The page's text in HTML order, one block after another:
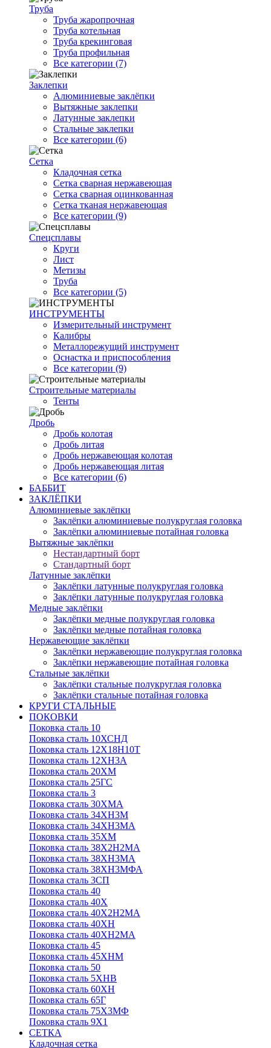
Труба
Труба жаропрочная
Труба котельная
Труба крекинговая
Труба профильная
Все категории (7)
Заклепки
Алюминиевые заклёпки
Вытяжные заклепки
Латунные заклепки
Стальные заклепки
Все категории (6)
Сетка
Кладочная сетка
Сетка сварная нержавеющая
Сетка сварная оцинкованная
Сетка тканая нержавеющая
Все категории (9)
Спецсплавы
Круги
Лист
Метизы
Труба
Все категории (5)
ИНСТРУМЕНТЫ
Измерительный инструмент
Калибры
Металлорежущий инструмент
Оснастка и приспособления
Все категории (9)
Строительные материалы
Тенты
Дробь
Дробь колотая
Дробь литая
Дробь нержавеющая колотая
Дробь нержавеющая литая
Все категории (6)
БАББИТ
ЗАКЛЁПКИ
Алюминиевые заклёпки
Заклёпки алюминиевые полукруглая головка
Заклёпки алюминиевые потайная головка
Вытяжные заклёпки
Нестандартный борт
Стандартный борт
Латунные заклёпки
Заклёпки латунные полукруглая головка
Заклёпки латунные полукруглая головка
Медные заклёпки
Заклёпки медные полукруглая головка
Заклёпки медные потайная головка
Нержавеющие заклёпки
Заклёпки нержавеющие полукруглая головка
Заклёпки нержавеющие потайная головка
Стальные заклёпки
Заклёпки стальные полукруглая головка
Заклёпки стальные потайная головка
КРУГИ СТАЛЬНЫЕ
ПОКОВКИ
Поковка сталь 10
Поковка сталь 10ХСНД
Поковка сталь 12Х18Н10Т
Поковка сталь 12ХН3А
Поковка сталь 20ХМ
Поковка сталь 25ГС
Поковка сталь 3
Поковка сталь 30ХМА
Поковка сталь 34ХН3М
Поковка сталь 34ХН3МА
Поковка сталь 35ХМ
Поковка сталь 38Х2Н2МА
Поковка сталь 38ХН3МА
Поковка сталь 38ХН3МФА
Поковка сталь 3СП
Поковка сталь 40
Поковка сталь 40Х
Поковка сталь 40Х2Н2МА
Поковка сталь 40ХН
Поковка сталь 40ХН2МА
Поковка сталь 45
Поковка сталь 45ХНМ
Поковка сталь 50
Поковка сталь 5ХНВ
Поковка сталь 60ХН
Поковка сталь 65Г
Поковка сталь 75Х3МФ
Поковка сталь 9Х1
СЕТКА
Кладочная сетка